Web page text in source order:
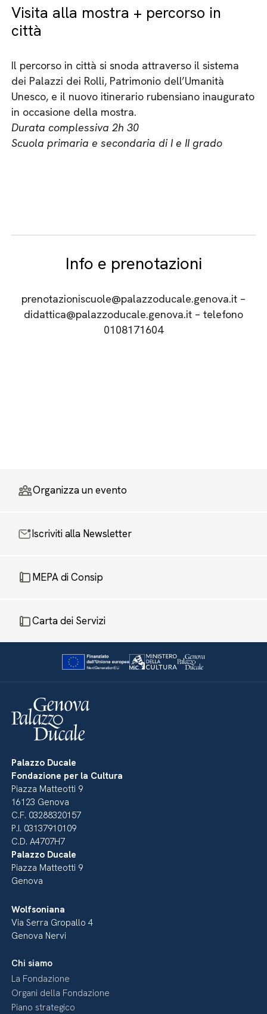
Visita alla mostra + percorso in
città
Il percorso in città si snoda attraverso il sistema
dei Palazzi dei Rolli, Patrimonio dell’Umanità
Unesco, e il nuovo itinerario rubensiano inaugurato
in occasione della mostra.
Durata complessiva 2h 30
Scuola primaria e secondaria di I e II grado
Info e prenotazioni
prenotazioniscuole@palazzoducale.genova.it –
didattica@palazzoducale.genova.it – telefono
0108171604
Organizza un evento
Iscriviti alla Newsletter
MEPA di Consip
Carta dei Servizi
Palazzo Ducale
Fondazione per la Cultura
Piazza Matteotti 9
16123 Genova
C.F. 03288320157
P.I. 03137910109
C.D. A4707H7
Palazzo Ducale
Piazza Matteotti 9
Genova
Wolfsoniana
Via Serra Gropallo 4
Genova Nervi
Chi siamo
La Fondazione
Organi della Fondazione
Piano strategico